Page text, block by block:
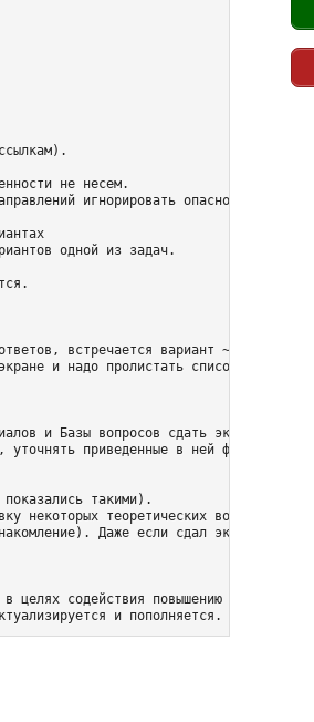
не несем.
игнорировать опасно.
одной из задач.
встречается вариант ~ не хватает
и надо пролистать список до конца.
и Базы вопросов сдать экзамен
приведенные в ней формулировки.
такими).
некоторых теоретических вопросов
Даже если сдал экзамен.
целях содействия повышению качества
и пополняется.